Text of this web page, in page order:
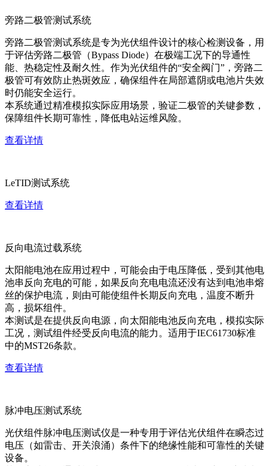
旁路二极管测试系统
旁路二极管测试系统是专为光伏组件设计的核心检测设备，用
于评估旁路二极管（Bypass Diode）在极端工况下的导通性
能、热稳定性及耐久性。作为光伏组件的“安全阀门”，旁路二
极管可有效防止热斑效应，确保组件在局部遮阴或电池片失效
时仍能安全运行。
本系统通过精准模拟实际应用场景，验证二极管的关键参数，
保障组件长期可靠性，降低电站运维风险。
查看详情
LeTID测试系统
查看详情
反向电流过载系统
太阳能电池在应用过程中，可能会由于电压降低，受到其他电
池串反向充电的可能，如果反向充电电流还没有达到电池串熔
丝的保护电流，则由可能使组件长期反向充电，温度不断升
高，损坏组件。
本测试是在提供反向电源，向太阳能电池反向充电，模拟实际
工况，测试组件经受反向电流的能力。适用于IEC61730标准
中的MST26条款。
查看详情
脉冲电压测试系统
光伏组件脉冲电压测试仪是一种专用于评估光伏组件在瞬态过
电压（如雷击、开关浪涌）条件下的绝缘性能和可靠性的关键
设备。